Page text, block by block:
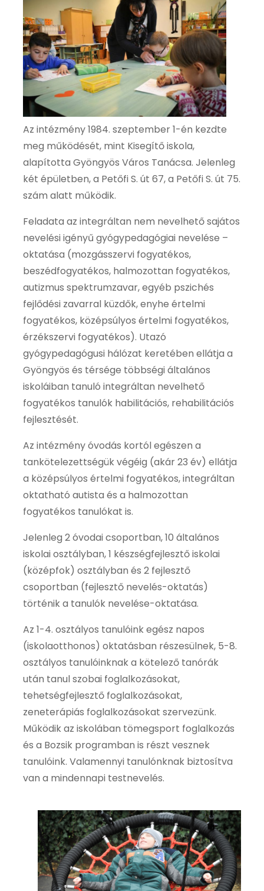
Az intézmény 1984. szeptember 1-én kezdte
meg működését, mint Kisegítő iskola,
alapította Gyöngyös Város Tanácsa. Jelenleg
két épületben, a Petőfi S. út 67, a Petőfi S. út 75.
szám alatt működik.
Feladata az integráltan nem nevelhető sajátos
nevelési igényű gyógypedagógiai nevelése –
oktatása (mozgásszervi fogyatékos,
beszédfogyatékos, halmozottan fogyatékos,
autizmus spektrumzavar, egyéb pszichés
fejlődési zavarral küzdők, enyhe értelmi
fogyatékos, középsúlyos értelmi fogyatékos,
érzékszervi fogyatékos). Utazó
gyógypedagógusi hálózat keretében ellátja a
Gyöngyös és térsége többségi általános
iskoláiban tanuló integráltan nevelhető
fogyatékos tanulók habilitációs, rehabilitációs
fejlesztését.
Az intézmény óvodás kortól egészen a
tankötelezettségük végéig (akár 23 év) ellátja
a középsúlyos értelmi fogyatékos, integráltan
oktatható autista és a halmozottan
fogyatékos tanulókat is.
Jelenleg 2 óvodai csoportban, 10 általános
iskolai osztályban, 1 készségfejlesztő iskolai
(középfok) osztályban és 2 fejlesztő
csoportban (fejlesztő nevelés-oktatás)
történik a tanulók nevelése-oktatása.
Az 1-4. osztályos tanulóink egész napos
(iskolaotthonos) oktatásban részesülnek, 5-8.
osztályos tanulóinknak a kötelező tanórák
után tanul szobai foglalkozásokat,
tehetségfejlesztő foglalkozásokat,
zeneterápiás foglalkozásokat szervezünk.
Működik az iskolában tömegsport foglalkozás
és a Bozsik programban is részt vesznek
tanulóink. Valamennyi tanulónknak biztosítva
van a mindennapi testnevelés.